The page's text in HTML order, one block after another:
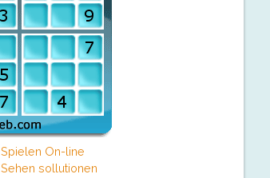
Spielen On-line
Sehen sollutionen